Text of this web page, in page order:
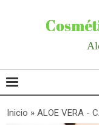
Inicio » ALOE VERA -